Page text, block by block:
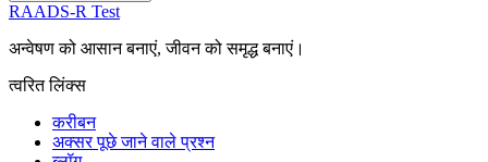
RAADS-R Test
अन्वेषण को आसान बनाएं, जीवन को समृद्ध बनाएं।
त्वरित लिंक्स
करीबन
अक्सर पूछे जाने वाले प्रश्न